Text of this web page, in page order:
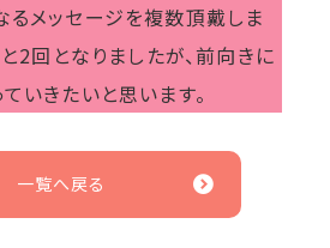
るメッセージを複数頂戴しま
2回となりましたが、前向きに
いきたいと思います。
一覧へ戻る